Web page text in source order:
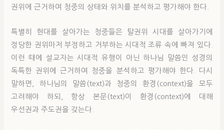
권위에 근거하여 청중의 상태와 위치를 분석하고 평가해야 한다.
특별히 현대를 살아가는 청중들은 탈권위 시대를 살아가기에
정당한 권위마저 부정하고 거부하는 시대적 조류 속에 빠져 있다.
이런 때에 설교자는 시대적 유행이 아닌 하나님 말씀인 성경의
독특한 권위에 근거하여 청중을 분석하고 평가해야 한다. 다시
말하면, 하나님의 말씀(text)과 청중의 환경(context)을 모두
고려해야 하되, 항상 본문(text)이 환경(context)에 대해
우선권과 주도권을 갖는다.